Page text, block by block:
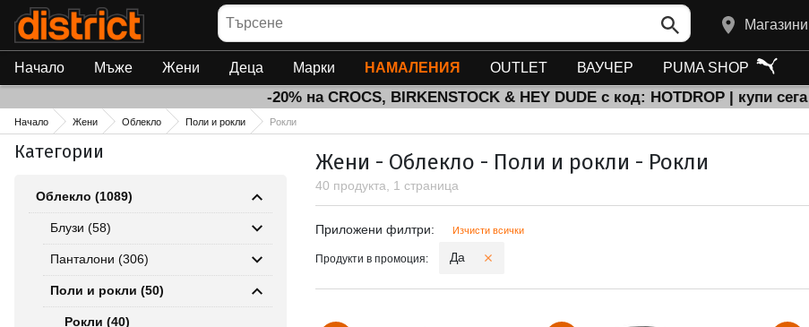
Търсене
Магазини
Начало Мъже Жени Деца Марки НАМАЛЕНИЯ OUTLET ВАУЧЕР PUMA SHOP
-20% на CROCS, BIRKENSTOCK & HEY DUDE с код: HOTDROP | купи сега
Начало Жени Облекло Поли и рокли Рокли
Категории
Облекло (1089)
Блузи (58)
Панталони (306)
Поли и рокли (50)
Рокли (40)
Жени - Облекло - Поли и рокли - Рокли
40 продукта, 1 страница
Приложени филтри
Приложени филтри: Изчисти всички
Продукти в промоция: Да